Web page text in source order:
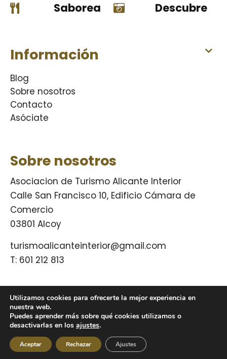
Saborea
Descubre
Información
Blog
Sobre nosotros
Contacto
Asóciate
Sobre nosotros
Asociacion de Turismo Alicante Interior
Calle San Francisco 10, Edificio Cámara de
Comercio
03801 Alcoy
turismoalicanteinterior@gmail.com
T: 601 212 813
© Turismo Alicante Interior 2009 – 2026.
Política de privacidadAviso legal
Diseño y desarrollo:acceseo.com
Utilizamos cookies para ofrecerte la mejor experiencia en
nuestra web.
Puedes aprender más sobre qué cookies utilizamos o
desactivarlas en los ajustes.
Aceptar Rechazar Ajustes